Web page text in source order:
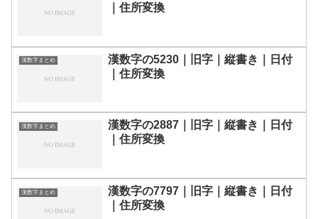
｜住所変換
漢数字まとめ
漢数字の5230｜旧字｜縦書き｜日付
｜住所変換
漢数字まとめ
漢数字の2887｜旧字｜縦書き｜日付
｜住所変換
漢数字まとめ
漢数字の7797｜旧字｜縦書き｜日付
｜住所変換